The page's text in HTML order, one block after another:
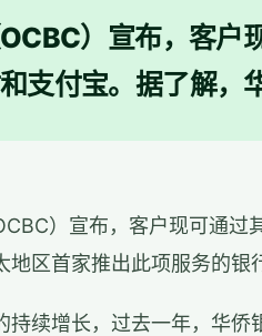
）宣布，客户
支付宝。据了解，
）宣布，客户现可通
区首家推出此项服务的银
持续增长，过去一年，华